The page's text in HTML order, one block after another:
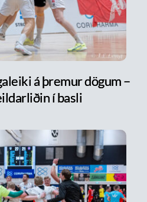
á þremur dögum –
í basli